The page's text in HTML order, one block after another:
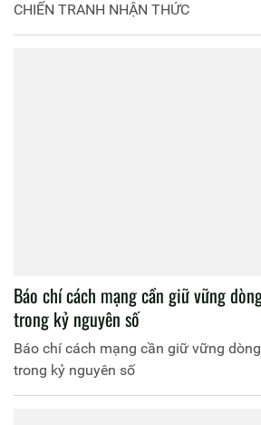
CHIẾN TRANH NHẬN THỨC
Báo chí cách mạng cần giữ vững
trong kỷ nguyên số
Báo chí cách mạng cần giữ vững
trong kỷ nguyên số